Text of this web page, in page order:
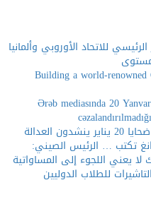
للاتحاد الأوروبي وألمانيا
Building a world-
Ərəb mediasında 20
… الرئيس الصيني:
اللجوء إلى المساواتية
للطلاب الدوليين